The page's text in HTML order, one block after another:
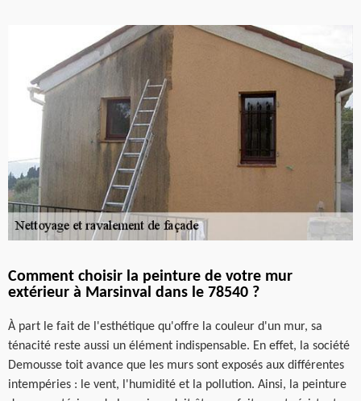
Comment choisir la peinture de votre mur
extérieur à Marsinval dans le 78540 ?
À part le fait de l'esthétique qu'offre la couleur d'un mur, sa
ténacité reste aussi un élément indispensable. En effet, la société
Demousse toit avance que les murs sont exposés aux différentes
intempéries : le vent, l'humidité et la pollution. Ainsi, la peinture